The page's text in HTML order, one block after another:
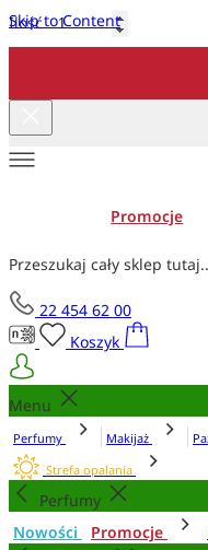
Skip to Content
Promocje
Przeszukaj cały sklep
22 454 62 00
Koszyk
Menu
Perfumy Makijaż
Strefa opalania
Perfumy
Nowości
Promocje
Ilość